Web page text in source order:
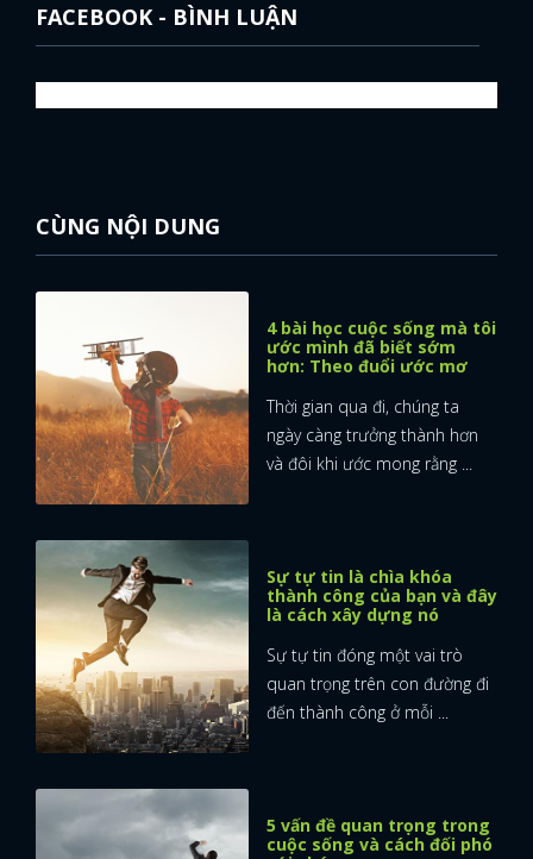
ĐĂNG NHẬP
FACEBOOK - BÌNH LUẬN
CÙNG NỘI DUNG
4 bài học cuộc sống mà tôi
ước mình đã biết sớm
hơn: Theo đuổi ước mơ
Thời gian qua đi, chúng ta
ngày càng trưởng thành hơn
và đôi khi ước mong rằng ...
Sự tự tin là chìa khóa
thành công của bạn và đây
là cách xây dựng nó
Sự tự tin đóng một vai trò
quan trọng trên con đường đi
đến thành công ở mỗi ...
5 vấn đề quan trọng trong
cuộc sống và cách đối phó